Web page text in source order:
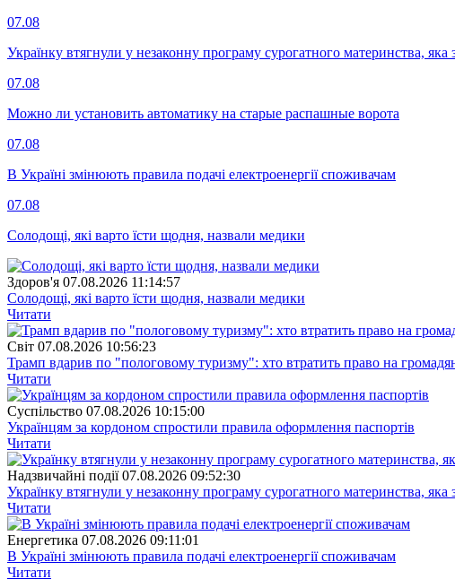
07.08
Українку втягнули у незаконну програму сурогатного материнства, яка
07.08
Можно ли установить автоматику на старые распашные ворота
07.08
В Україні змінюють правила подачі електроенергії споживачам
07.08
Солодощі, які варто їсти щодня, назвали медики
Здоров'я 07.08.2026 11:14:57
Солодощі, які варто їсти щодня, назвали медики
Читати
Свiт 07.08.2026 10:56:23
Трамп вдарив по "пологовому туризму": хто втратить право на
Читати
Суспiльство 07.08.2026 10:15:00
Українцям за кордоном спростили правила оформлення паспортів
Читати
Надзвичайні події 07.08.2026 09:52:30
Українку втягнули у незаконну програму сурогатного материнства, яка
Читати
Енергетика 07.08.2026 09:11:01
В Україні змінюють правила подачі електроенергії споживачам
Читати